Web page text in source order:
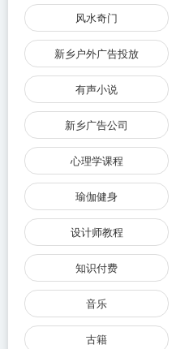
风水奇门
新乡户外广告投放
有声小说
新乡广告公司
心理学课程
瑜伽健身
设计师教程
知识付费
音乐
古籍